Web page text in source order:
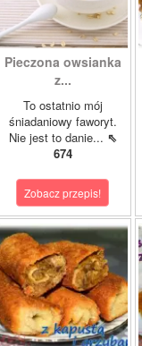
Pieczona owsianka
z...
To ostatnio mój
śniadaniowy faworyt.
Nie jest to danie... ⇖
674
Zobacz przepis!